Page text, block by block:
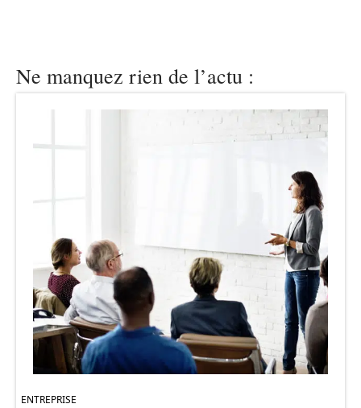
Ne manquez rien de l’actu :
ENTREPRISE